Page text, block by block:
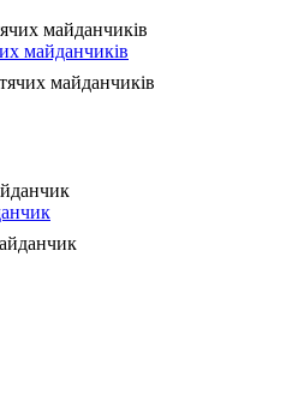
майданчиків
майданчиків